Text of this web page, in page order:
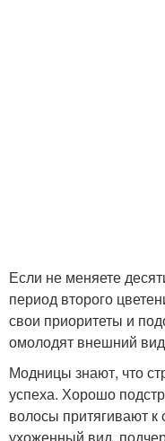
Если не меняете
период второго
свои приоритеты и
омолодят внешний
Модницы знают, что
успеха. Хорошо
волосы притягивают